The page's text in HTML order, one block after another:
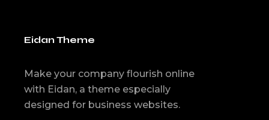
Eidan Theme
Make your company flourish online
with Eidan, a theme especially
designed for business websites.